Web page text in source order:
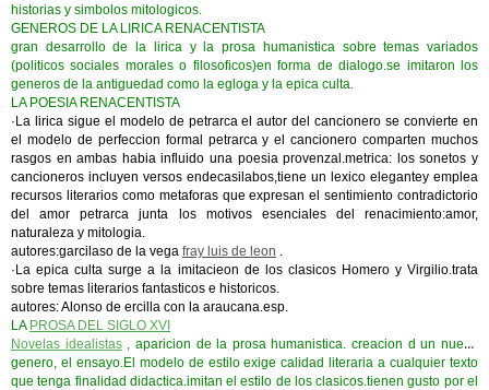
historias y simbolos mitologicos.
GENEROS DE LA LIRICA RENACENTISTA
gran desarrollo de la lirica y la prosa humanistica sobre temas variados
(politicos sociales morales o filosoficos)en forma de dialogo.se imitaron los
generos de la antiguedad como la egloga y la epica culta.
LA POESIA RENACENTISTA
·La lirica sigue el modelo de petrarca el autor del cancionero se convierte en
el modelo de perfeccion formal petrarca y el cancionero comparten muchos
rasgos en ambas habia influido una poesia provenzal.metrica: los sonetos y
cancioneros incluyen versos endecasilabos,tiene un lexico elegantey emplea
recursos literarios como metaforas que expresan el sentimiento contradictorio
del amor petrarca junta los motivos esenciales del renacimiento:amor,
naturaleza y mitologia.
autores:garcilaso de la vega fray luis de leon .
·La epica culta surge a la imitacieon de los clasicos Homero y Virgilio.trata
sobre temas literarios fantasticos e historicos.
autores: Alonso de ercilla con la araucana.esp.
LA PROSA DEL SIGLO XVI
Novelas idealistas, aparicion de la prosa humanistica. creacion d un nuevo
genero, el ensayo.El modelo de estilo exige calidad literaria a cualquier texto
que tenga finalidad didactica.imitan el estilo de los clasicos.tienen gusto por el